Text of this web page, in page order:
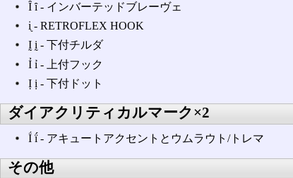
Ȋ ȋ ‐ インバーテッドブレーヴェ
ᶖ ‐ RETROFLEX HOOK
Ḭ ḭ ‐ 下付チルダ
Ỉ ỉ ‐ 上付フック
Ị ị ‐ 下付ドット
ダイアクリティカルマーク×2
Ḯ ḯ ‐ アキュートアクセントとウムラウト/トレマ
その他